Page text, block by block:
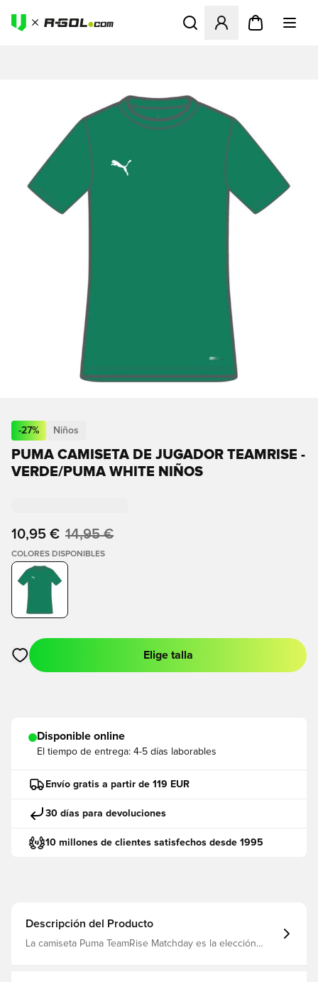
Abre un modal para iniciar
-27% Niños
PUMA CAMISETA DE JUGADOR TEAMRISE -
VERDE/PUMA WHITE NIÑOS
10,95 € 14,95 €
COLORES DISPONIBLES
Abre un modal para iniciar sesión o registrarse como miembro
Elige talla
Disponible online
El tiempo de entrega: 4-5 días laborables
Envío gratis a partir de 119 EUR
30 días para devoluciones
10 millones de clientes satisfechos desde 1995
Descripción del Producto
La camiseta Puma TeamRise Matchday es la elección